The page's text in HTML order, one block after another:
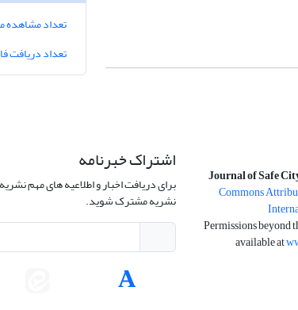
تعداد مشاهده
تعداد دریافت
Commons
Permissions beyond
available at
اشتراک خبرنامه
برای دریافت اخبار و اطلاعیه های مهم
نشریه مشترک شوید.